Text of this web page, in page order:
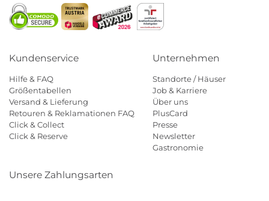
Kundenservice
Hilfe & FAQ
Größentabellen
Versand & Lieferung
Retouren & Reklamationen FAQ
Click & Collect
Click & Reserve
Unternehmen
Standorte / Häuser
Job & Karriere
Über uns
PlusCard
Presse
Newsletter
Gastronomie
Unsere Zahlungsarten